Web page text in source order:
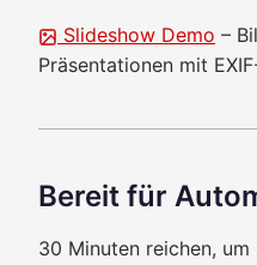
Slideshow Demo –
Präsentationen mit
Bereit für
30 Minuten reichen,